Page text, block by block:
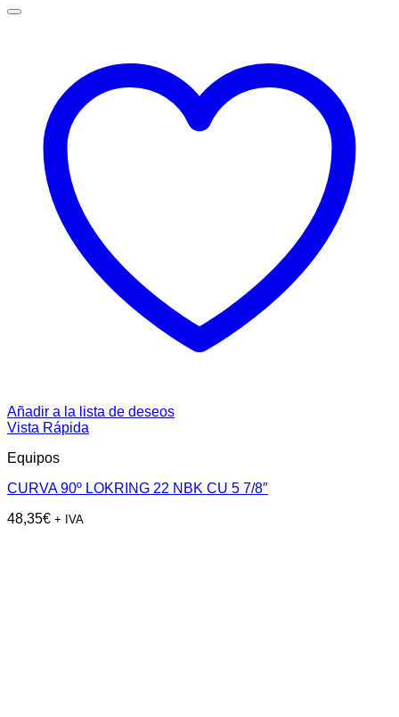
Añadir a la lista de deseos
Vista Rápida
Equipos
CURVA 90º LOKRING 22 NBK CU 5 7/8″
48,35€ + IVA